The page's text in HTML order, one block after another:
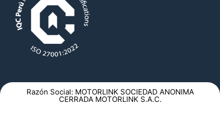
Razón Social: MOTORLINK SOCIEDAD ANONIMA
CERRADA MOTORLINK S.A.C.